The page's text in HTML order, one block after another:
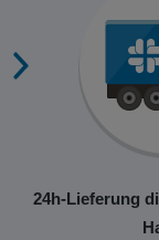
24h-Lieferung